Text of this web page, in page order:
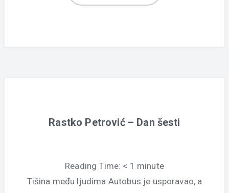
Rastko Petrović – Dan šesti
Reading Time: < 1 minute
Tišina među ljudima Autobus je usporavao, a